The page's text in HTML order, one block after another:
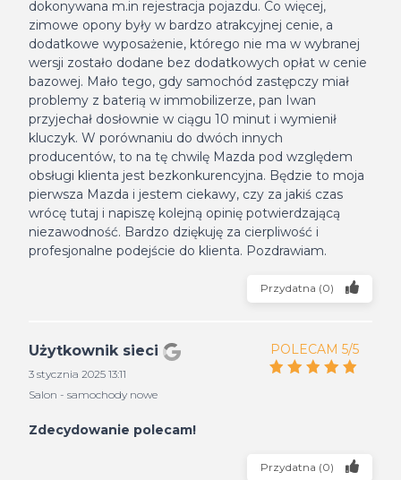
dokonywana m.in rejestracja pojazdu. Co więcej,
zimowe opony były w bardzo atrakcyjnej cenie, a
dodatkowe wyposażenie, którego nie ma w wybranej
wersji zostało dodane bez dodatkowych opłat w cenie
bazowej. Mało tego, gdy samochód zastępczy miał
problemy z baterią w immobilizerze, pan Iwan
przyjechał dosłownie w ciągu 10 minut i wymienił
kluczyk. W porównaniu do dwóch innych
producentów, to na tę chwilę Mazda pod względem
obsługi klienta jest bezkonkurencyjna. Będzie to moja
pierwsza Mazda i jestem ciekawy, czy za jakiś czas
wrócę tutaj i napiszę kolejną opinię potwierdzającą
niezawodność. Bardzo dziękuję za cierpliwość i
profesjonalne podejście do klienta. Pozdrawiam.
Przydatna (0)
Użytkownik sieci
3 stycznia 2025 13:11
Salon - samochody nowe
POLECAM 5/5
Zdecydowanie polecam!
Przydatna (0)